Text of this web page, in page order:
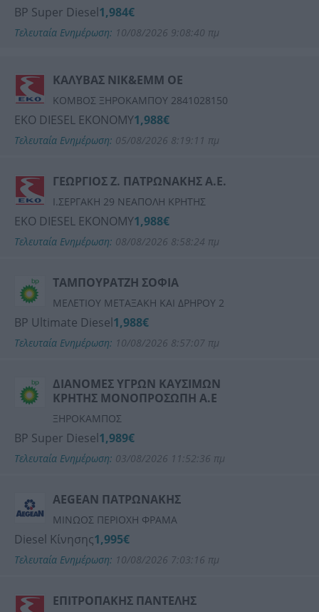
BP Super Diesel1,984€
Τελευταία Ενημέρωση: 10/08/2026 9:08:40 πμ
ΚΑΛΥΒΑΣ ΝΙΚ&ΕΜΜ ΟΕ
ΚΟΜΒΟΣ ΞΗΡΟΚΑΜΠΟΥ 2841028150
EKO DIESEL EKONOMY1,988€
Τελευταία Ενημέρωση: 05/08/2026 8:19:11 πμ
ΓΕΩΡΓΙΟΣ Ζ. ΠΑΤΡΩΝΑΚΗΣ Α.Ε.
Ι.ΣΕΡΓΑΚΗ 29 ΝΕΑΠΟΛΗ ΚΡΗΤΗΣ
EKO DIESEL EKONOMY1,988€
Τελευταία Ενημέρωση: 08/08/2026 8:58:24 πμ
ΤΑΜΠΟΥΡΑΤΖΗ ΣΟΦΙΑ
ΜΕΛΕΤΙΟΥ ΜΕΤΑΞΑΚΗ ΚΑΙ ΔΡΗΡΟΥ 2
BP Ultimate Diesel1,988€
Τελευταία Ενημέρωση: 10/08/2026 8:57:07 πμ
ΔΙΑΝΟΜΕΣ ΥΓΡΩΝ ΚΑΥΣΙΜΩΝ
ΚΡΗΤΗΣ ΜΟΝΟΠΡΟΣΩΠΗ Α.Ε
ΞΗΡΟΚΑΜΠΟΣ
BP Super Diesel1,989€
Τελευταία Ενημέρωση: 03/08/2026 11:52:36 πμ
AEGEAN ΠΑΤΡΩΝΑΚΗΣ
ΜΙΝΩΟΣ ΠΕΡΙΟΧΗ ΦΡΑΜΑ
Diesel Κίνησης1,995€
Τελευταία Ενημέρωση: 10/08/2026 7:03:16 πμ
ΕΠΙΤΡΟΠΑΚΗΣ ΠΑΝΤΕΛΗΣ